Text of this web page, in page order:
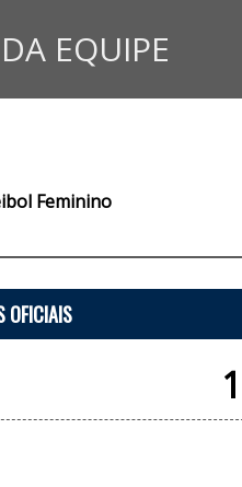
EQUIPE
Feminino
OFICIAIS